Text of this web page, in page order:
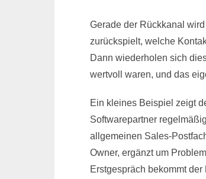
Gerade der Rückkanal
zurückspielt, welche
Dann wiederholen sich
wertvoll waren, und das
Ein kleines Beispiel zeigt
Softwarepartner
allgemeinen Sales-
Owner, ergänzt um
Erstgespräch bekommt